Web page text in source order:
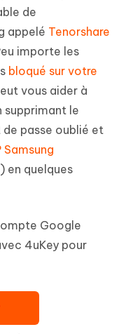
de
appelé Tenorshare
importe les
bloqué sur votre
vous aider à
supprimant le
passe oublié et
Samsung
en quelques
Google
4uKey pour